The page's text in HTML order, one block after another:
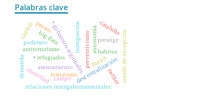
Palabras clave
autonomía
descentralización
• gobiernos regionales
relaciones intergubernamentales
prestige
antiterrorismo estado de excepción
preventivismo
terrorismo
asentamiento brexit
identidad
big data inmigración
• refugiados
twitter
demanda
podemos
presos cataluña
campo
capital
habitus